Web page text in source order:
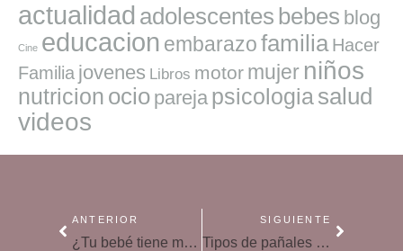
actualidad adolescentes bebes blog
Cine educacion embarazofamilia Hacer
Familia jovenes Libros motor mujer niños
nutricion ocio pareja psicologiasalud
videos
ANTERIOR
¿Tu bebé tiene miedo? Su microbiota puede tener la explicación
SIGUIENTE
Tipos de pañales para bebés